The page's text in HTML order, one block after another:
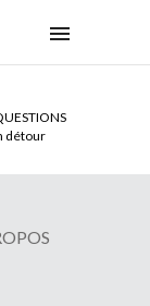
QUESTIONS
un détour
: